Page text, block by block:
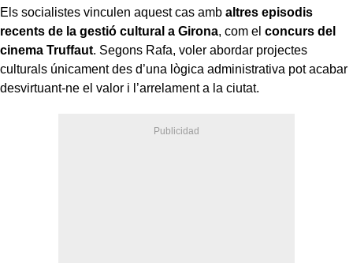
Els socialistes vinculen aquest cas amb altres episodis
recents de la gestió cultural a Girona, com el concurs del
cinema Truffaut. Segons Rafa, voler abordar projectes
culturals únicament des d’una lògica administrativa pot acabar
desvirtuant-ne el valor i l’arrelament a la ciutat.